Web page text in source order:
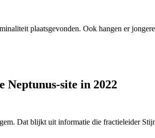
plaatsgevonden. Ook hangen er
Neptunus-site in 2022
Dat blijkt uit informatie die fractieleider